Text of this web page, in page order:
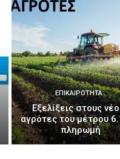
ΕΠΙΚΑΙΡΌΤΗΤΑ
Εξελίξεις στους
αγρότες του μέτρου
πληρωμή